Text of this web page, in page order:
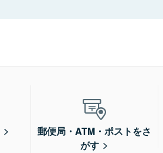
郵便局・ATM・ポストをさ
がす